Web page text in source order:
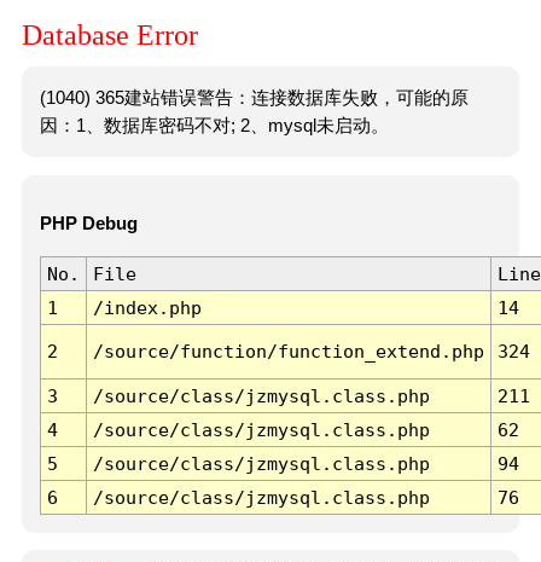
Database Error
(1040) 365建站错误警告：连接数据库失败，可能的原
因：1、数据库密码不对; 2、mysql未启动。
PHP Debug
No. File
Line
1
/index.php 14
2 /source/function/function_extend.php 324
3 /source/class/jzmysql.class.php
211
4
/source/class/jzmysql.class.php
62
5
/source/class/jzmysql.class.php
94
6
/source/class/jzmysql.class.php 76